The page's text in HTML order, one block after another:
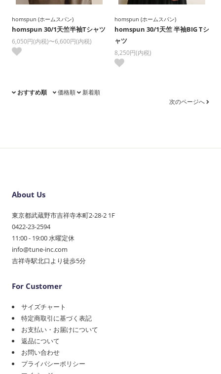
homspun (ホームスパン)
homspun 30/1天竺半袖Tシャツ
6,050円(内税)〜6,600円(内税)
homspun (ホームスパン)
homspun 30/1天竺 半袖BIG Tシ
ャツ
8,250円(内税)
おすすめ順 価格順
新着順
次のページへ
About Us
東京都武蔵野市吉祥寺本町2-28-2 1F
0422-23-2594
11:00 - 19:00 水曜定休
info@tune-inc.com
吉祥寺駅北口より徒歩5分
For Customer
サイズチャート
特定商取引に基づく表記
お支払い・お届けについて
返品について
お問い合わせ
プライバシーポリシー